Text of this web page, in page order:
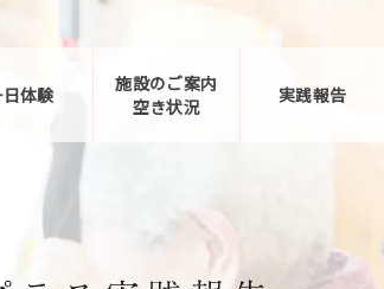
体験
施設のご案内
空き状況
実践報告